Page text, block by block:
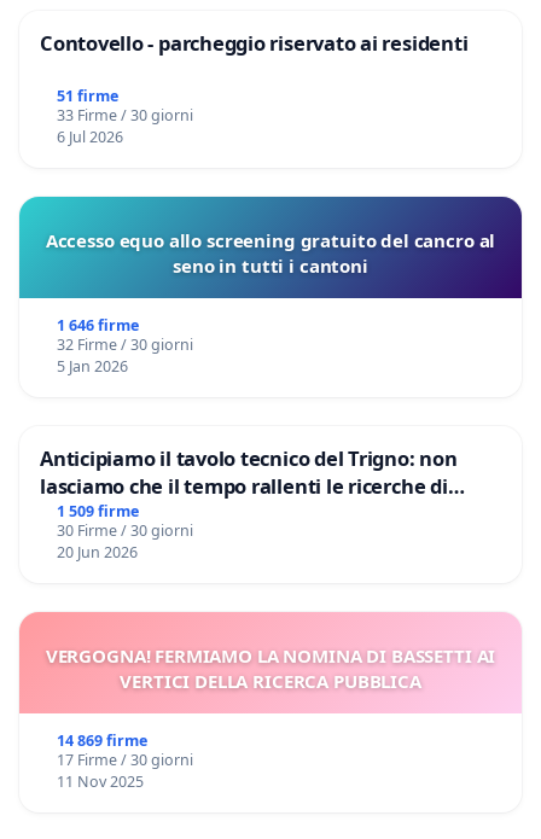
Contovello - parcheggio riservato ai residenti
51 firme
33 Firme / 30 giorni
6 Jul 2026
Accesso equo allo screening gratuito del cancro al
seno in tutti i cantoni
1 646 firme
32 Firme / 30 giorni
5 Jan 2026
Anticipiamo il tavolo tecnico del Trigno: non
lasciamo che il tempo rallenti le ricerche di
Domenico Racanati
1 509 firme
30 Firme / 30 giorni
20 Jun 2026
VERGOGNA! FERMIAMO LA NOMINA DI BASSETTI AI
VERTICI DELLA RICERCA PUBBLICA
14 869 firme
17 Firme / 30 giorni
11 Nov 2025